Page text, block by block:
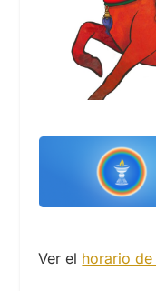
Ver el horario